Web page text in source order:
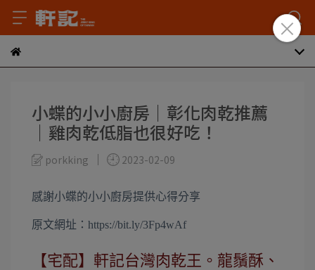
小蝶的小小廚房｜彰化肉乾推薦
｜雞肉乾低脂也很好吃！
porkking 2023-02-09
感謝小蝶的小小廚房提供心得分享
原文網址： https://bit.ly/3Fp4wAf
【宅配】軒記台灣肉乾王。龍鬚酥、